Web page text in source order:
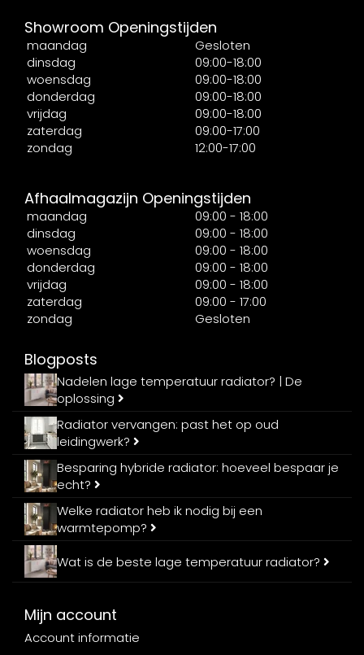
Showroom Openingstijden
maandag
Gesloten
dinsdag
09:00-18:00
woensdag
09:00-18:00
donderdag
09:00-18:00
vrijdag
09:00-18:00
zaterdag
09:00-17:00
zondag
12:00-17:00
Afhaalmagazijn Openingstijden
maandag
09:00 - 18:00
dinsdag
09:00 - 18:00
woensdag
09:00 - 18:00
donderdag
09:00 - 18:00
vrijdag
09:00 - 18:00
zaterdag
09:00 - 17:00
zondag
Gesloten
Blogposts
Nadelen lage temperatuur radiator? | De
oplossing
Radiator vervangen: past het op oud
leidingwerk?
Besparing hybride radiator: hoeveel bespaar je
echt?
Welke radiator heb ik nodig bij een
warmtepomp?
Wat is de beste lage temperatuur radiator?
Mijn account
Account informatie